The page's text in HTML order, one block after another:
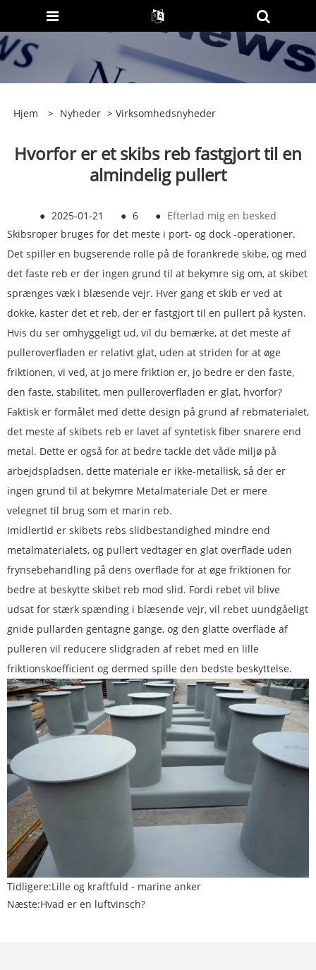
Hjem > Nyheder > Virksomhedsnyheder
Hvorfor er et skibs reb fastgjort til en
almindelig pullert
● 2025-01-21 ● 6 ● Efterlad mig en besked
Skibsroper bruges for det meste i port- og dock -operationer.
Det spiller en bugserende rolle på de forankrede skibe, og med
det faste reb er der ingen grund til at bekymre sig om, at skibet
sprænges væk i blæsende vejr. Hver gang et skib er ved at
dokke, kaster det et reb, der er fastgjort til en pullert på kysten.
Hvis du ser omhyggeligt ud, vil du bemærke, at det meste af
pulleroverfladen er relativt glat, uden at striden for at øge
friktionen, vi ved, at jo mere friktion er, jo bedre er den faste,
den faste, stabilitet, men pulleroverfladen er glat, hvorfor?
Faktisk er formålet med dette design på grund af rebmaterialet,
det meste af skibets reb er lavet af syntetisk fiber snarere end
metal. Dette er også for at bedre tackle det våde miljø på
arbejdspladsen, dette materiale er ikke-metallisk, så der er
ingen grund til at bekymre Metalmateriale Det er mere
velegnet til brug som et marin reb.
Imidlertid er skibets rebs slidbestandighed mindre end
metalmaterialets, og pullert vedtager en glat overflade uden
frynsebehandling på dens overflade for at øge friktionen for
bedre at beskytte skibet reb mod slid. Fordi rebet vil blive
udsat for stærk spænding i blæsende vejr, vil rebet uundgåeligt
gnide pullarden gentagne gange, og den glatte overflade af
pulleren vil reducere slidgraden af ​​rebet med en lille
friktionskoefficient og dermed spille den bedste beskyttelse.
Tidligere:Lille og kraftfuld - marine anker
Næste:Hvad er en luftvinsch?